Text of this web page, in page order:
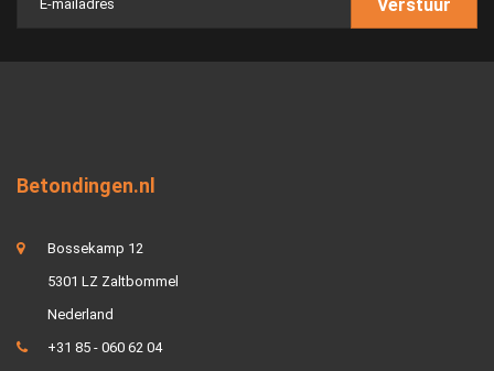
Verstuur
Betondingen.nl
Bossekamp 12
5301 LZ Zaltbommel
Nederland
+31 85 - 060 62 04